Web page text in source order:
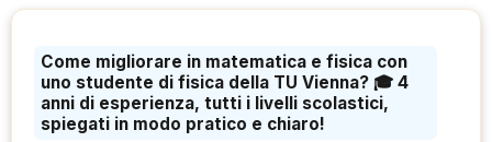
Come migliorare in matematica e fisica con
uno studente di fisica della TU Vienna? 🎓 4
anni di esperienza, tutti i livelli scolastici,
spiegati in modo pratico e chiaro!